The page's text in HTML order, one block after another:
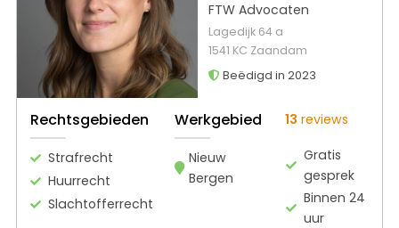
FTW Advocaten
Lagedijk 64 a
1541 KC Zaandam
Beëdigd in 2023
Rechtsgebieden
Strafrecht
Huurrecht
Slachtofferrecht
Werkgebied
Nieuw
Bergen
13 reviews
Gratis
gesprek
Binnen 24
uur